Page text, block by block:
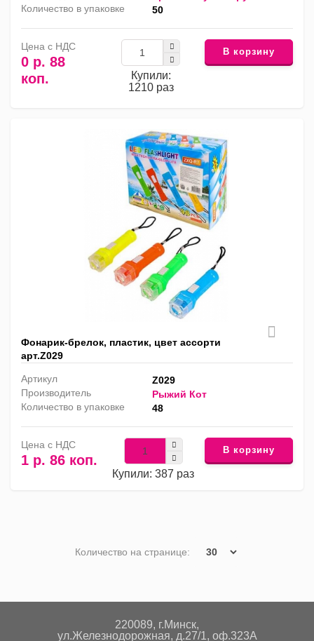
Количество в упаковке
50
Цена с НДС
0 р. 88
коп.
Купили:
1210 раз
В корзину
Фонарик-брелок, пластик, цвет ассорти
арт.Z029
Артикул
Z029
Производитель
Рыжий Кот
Количество в упаковке
48
Цена с НДС
1 р. 86 коп.
Купили: 387 раз
В корзину
Количество на странице:
220089, г.Минск,
ул.Железнодорожная, д.27/1, оф.323А